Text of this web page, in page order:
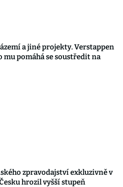
a jiné projekty. Verstappen
mu pomáhá se soustředit na
zpravodajství exkluzivně v
hrozil vyšší stupeň